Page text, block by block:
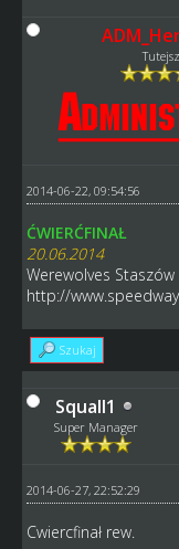
2014-06-22, 09:54:56
ĆWIERĆFINAŁ
20.06.2014
Werewolves Staszów
http://
Szukaj
Squall1
Super Manager
2014-06-27, 22:52:29
Cwiercfinał rew.